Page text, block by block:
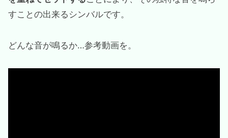
すことの出来るシンバルです。
どんな音が鳴るか…参考動画を。